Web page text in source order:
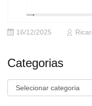
16/12/2025
Categorias
Categorias